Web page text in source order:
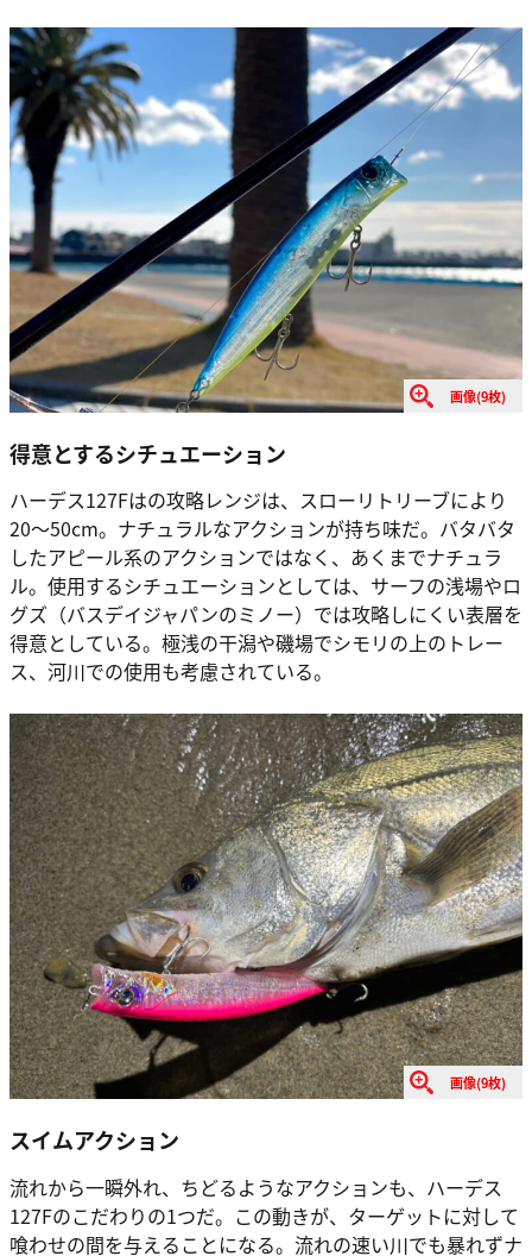
画像(9枚)
得意とするシチュエーション
ハーデス127Fはの攻略レンジは、スローリトリーブにより
20〜50cm。ナチュラルなアクションが持ち味だ。バタバタ
したアピール系のアクションではなく、あくまでナチュラ
ル。使用するシチュエーションとしては、サーフの浅場やロ
グズ（バスデイジャパンのミノー）では攻略しにくい表層を
得意としている。極浅の干潟や磯場でシモリの上のトレー
ス、河川での使用も考慮されている。
画像(9枚)
スイムアクション
流れから一瞬外れ、ちどるようなアクションも、ハーデス
127Fのこだわりの1つだ。この動きが、ターゲットに対して
喰わせの間を与えることになる。流れの速い川でも暴れずナ